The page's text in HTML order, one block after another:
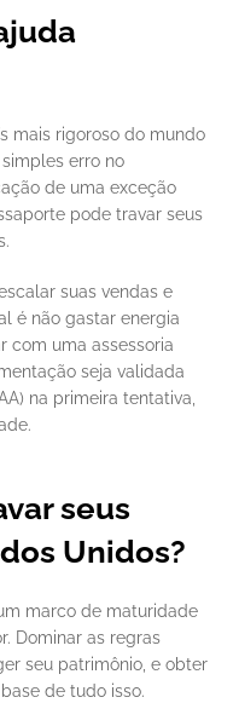
mais rigoroso do mundo
erro no
de uma exceção
pode travar seus
suas vendas e
é não gastar energia
com uma assessoria
seja validada
na primeira tentativa,
seus
Unidos?
marco de maturidade
Dominar as regras
seu patrimônio, e obter
de tudo isso.